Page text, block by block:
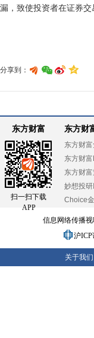
漏，致使投资者在证券交
分享到：
东方财富
扫一扫下载
APP
东方财
东方财
东方财
东方财
妙想投研
Choice
信息网络传播视
沪ICP
关于我们